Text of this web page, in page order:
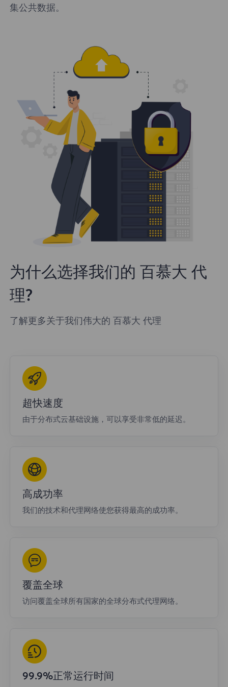
集公共数据。
为什么选择我们的 百慕大 代
理?
了解更多关于我们伟大的 百慕大 代理
超快速度
由于分布式云基础设施，可以享受非常低的延迟。
高成功率
我们的技术和代理网络使您获得最高的成功率。
覆盖全球
访问覆盖全球所有国家的全球分布式代理网络。
99.9%正常运行时间